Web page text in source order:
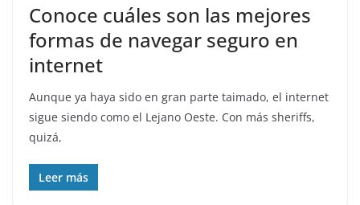
Conoce cuáles son las mejores
formas de navegar seguro en
internet
Aunque ya haya sido en gran parte taimado, el internet
sigue siendo como el Lejano Oeste. Con más sheriffs,
quizá,
Leer más